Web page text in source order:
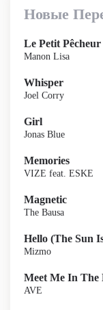
Новые
Le Petit Pêcheur
Manon Lisa
Whisper
Joel Corry
Girl
Jonas Blue
Memories
VIZE feat. ESKE
Magnetic
The Bausa
Hello (The Sun
Mizmo
Meet Me In The
AVE